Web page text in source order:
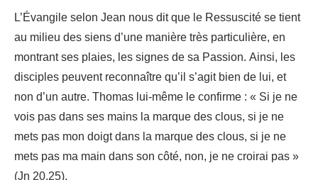
L’Évangile selon Jean nous dit que le Ressuscité se tient
au milieu des siens d’une manière très particulière, en
montrant ses plaies, les signes de sa Passion. Ainsi, les
disciples peuvent reconnaître qu’il s’agit bien de lui, et
non d’un autre. Thomas lui-même le confirme : « Si je ne
vois pas dans ses mains la marque des clous, si je ne
mets pas mon doigt dans la marque des clous, si je ne
mets pas ma main dans son côté, non, je ne croirai pas »